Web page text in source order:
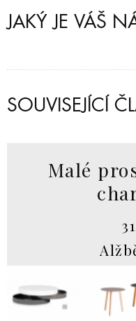
JAKÝ JE VÁŠ
SOUVISEJÍCÍ
Malé